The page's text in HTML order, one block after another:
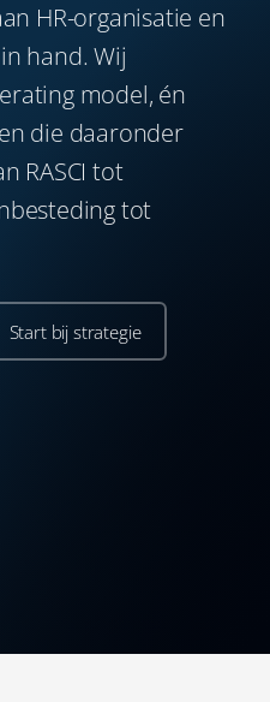
HR-organisatie en
hand. Wij
model, én
die daaronder
RASCI tot
tot
Start bij strategie